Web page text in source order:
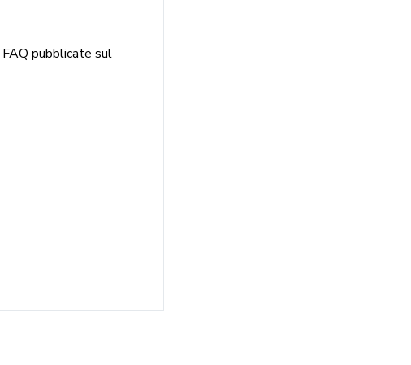
pubblicate sul